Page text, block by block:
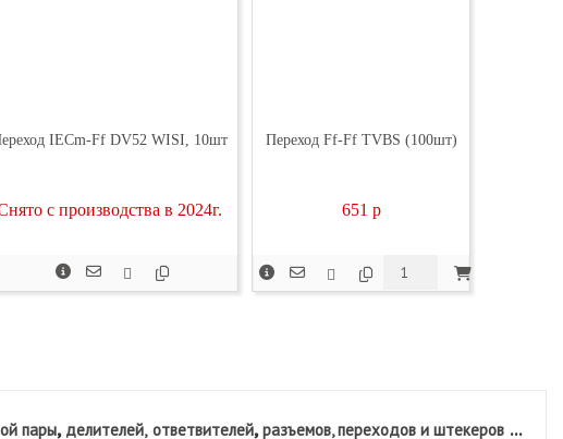
IECm-Ff DV52 WISI, 10шт
с производства в 2024г.
Переход Ff-Ff TVBS (100шт)
651 p
пары, делителей, ответвителей,разъемов, переходов и штекеров ...